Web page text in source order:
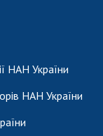
НАН України
НАН України